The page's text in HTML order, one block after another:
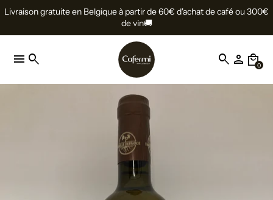
Livraison gratuite en Belgique à partir de 60€ d'achat de café ou 300€
de vin🚚
menu search search person local_mall
0